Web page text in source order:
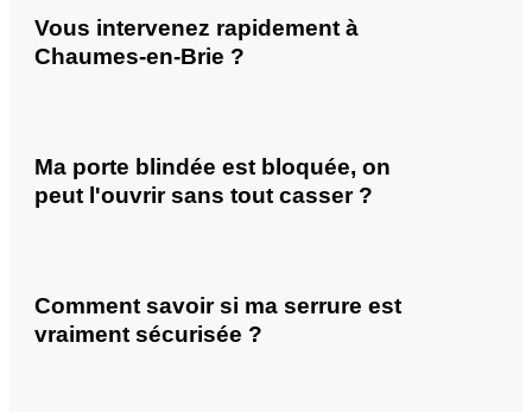
Vous intervenez rapidement à
Chaumes-en-Brie ?
Ma porte blindée est bloquée, on
peut l'ouvrir sans tout casser ?
Comment savoir si ma serrure est
vraiment sécurisée ?